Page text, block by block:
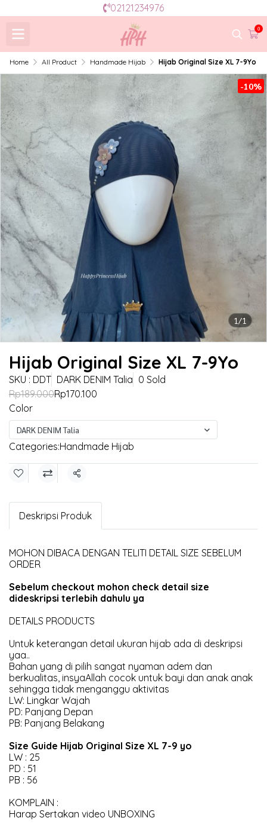
02121234976
0
Home All Product Handmade Hijab Hijab Original Size XL 7-9Yo
1/1
-10%
Hijab Original Size XL 7-9Yo
SKU : DDT DARK DENIM Talia 0 Sold
Rp189.000Rp170.100
Color
DARK DENIM Talia
Categories:Handmade Hijab
Share
Deskripsi Produk
MOHON DIBACA DENGAN TELITI DETAIL SIZE SEBELUM
ORDER
Sebelum checkout mohon check detail size
dideskripsi terlebih dahulu ya
DETAILS PRODUCTS
Untuk keterangan detail ukuran hijab ada di deskripsi
yaa..
Bahan yang di pilih sangat nyaman adem dan
berkualitas, insyaAllah cocok untuk bayi dan anak anak
sehingga tidak menganggu aktivitas
LW: Lingkar Wajah
PD: Panjang Depan
PB: Panjang Belakang
Size Guide Hijab Original Size XL 7-9 yo
LW : 25
PD : 51
PB : 56
KOMPLAIN :
Harap Sertakan video UNBOXING